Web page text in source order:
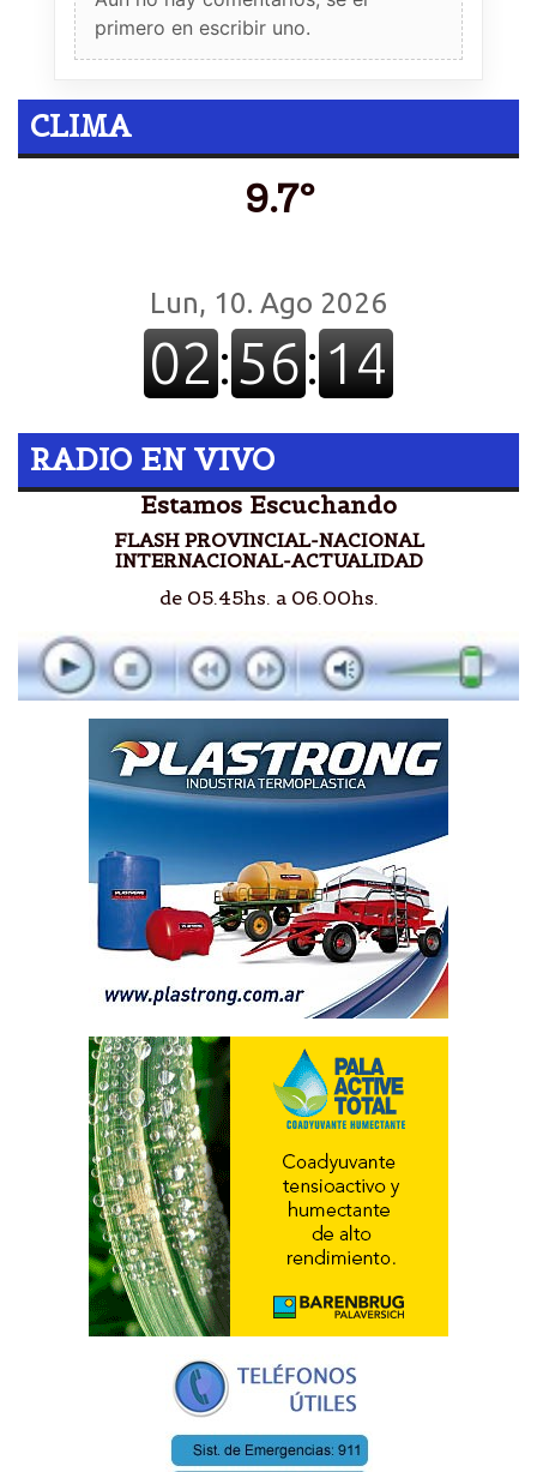
primero en escribir uno.
CLIMA
9.7º
RADIO EN VIVO
Estamos Escuchando
FLASH PROVINCIAL-NACIONAL
INTERNACIONAL-ACTUALIDAD
de 05.45hs. a 06.00hs.